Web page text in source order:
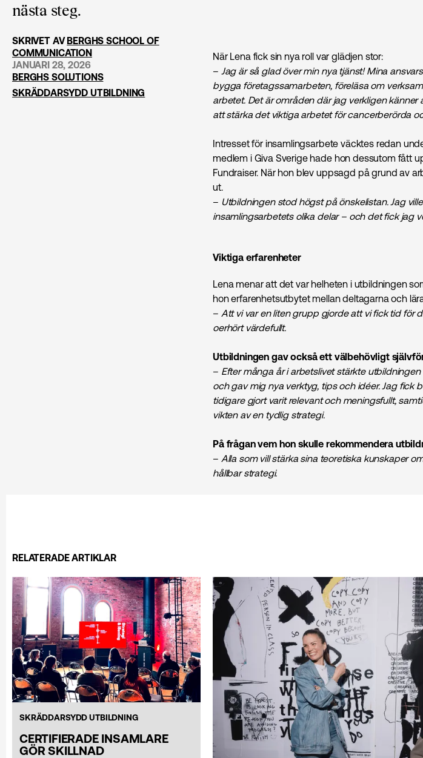
nästa steg.
SKRIVET AVBERGHS SCHOOL OF
COMMUNICATION
JANUARI 28, 2026
BERGHS SOLUTIONS
SKRÄDDARSYDD UTBILDNING
När Lena fick sin nya roll var glädjen stor:
– Jag är så glad över min nya tjänst! Mina
bygga företagssamarbeten, föreläsa om
arbetet. Det är områden där jag verkligen
att stärka det viktiga arbetet för cancerberörda
Intresset för insamlingsarbete väcktes redan
medlem i Giva Sverige hade hon dessutom fått
Fundraiser. När hon blev uppsagd på grund av
ut.
– Utbildningen stod högst på önskelistan. Jag
insamlingsarbetets olika delar – och det fick jag
Viktiga erfarenheter
Lena menar att det var helheten i utbildningen
hon erfarenhetsutbytet mellan deltagarna och
– Att vi var en liten grupp gjorde att vi fick tid för
oerhört värdefullt.
Utbildningen gav också ett välbehövligt
– Efter många år i arbetslivet stärkte
och gav mig nya verktyg, tips och idéer. Jag fick
tidigare gjort varit relevant och meningsfullt,
vikten av en tydlig strategi.
På frågan vem hon skulle rekommendera
– Alla som vill stärka sina teoretiska kunskaper
hållbar strategi.
RELATERADE ARTIKLAR
SKRÄDDARSYDD UTBILDNING
CERTIFIERADE INSAMLARE
GÖR SKILLNAD